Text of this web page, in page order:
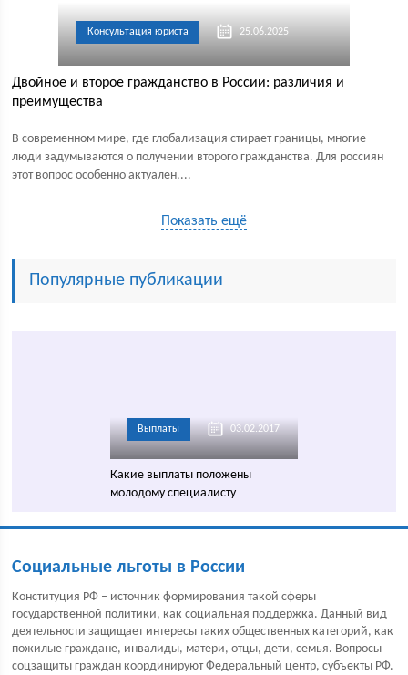
Консультация юриста 25.06.2025
Двойное и второе гражданство в России: различия и
преимущества
В современном мире, где глобализация стирает границы, многие
люди задумываются о получении второго гражданства. Для россиян
этот вопрос особенно актуален,...
Показать ещё
Популярные публикации
Выплаты 03.02.2017
Какие выплаты положены
молодому специалисту
Социальные льготы в России
Конституция РФ – источник формирования такой сферы
государственной политики, как социальная поддержка. Данный вид
деятельности защищает интересы таких общественных категорий, как
пожилые граждане, инвалиды, матери, отцы, дети, семья. Вопросы
соцзащиты граждан координируют Федеральный центр, субъекты РФ.